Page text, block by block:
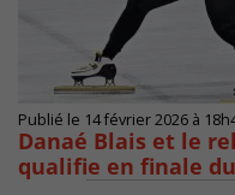
Publié le 14 février 2026 à
Danaé Blais et le
qualifie en finale